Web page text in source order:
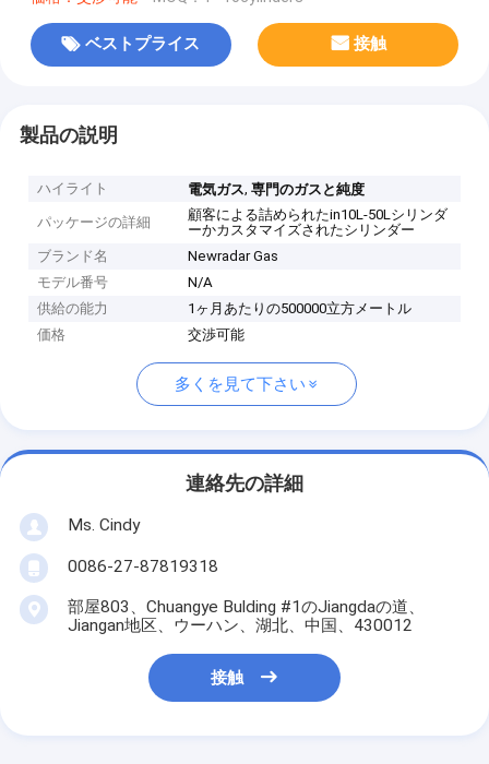
ベストプライス 接触
製品の説明
ハイライト 電気ガス,専門のガスと純度
パッケージの詳細
顧客による詰められたin10L-50Lシリンダ
ーかカスタマイズされたシリンダー
ブランド名
Newradar Gas
モデル番号
N/A
供給の能力
1ヶ月あたりの500000立方メートル
価格
交渉可能
多くを見て下さい
連絡先の詳細
Ms. Cindy
0086-27-87819318
部屋803、Chuangye Bulding #1のJiangdaの道、
Jiangan地区、ウーハン、湖北、中国、430012
接触